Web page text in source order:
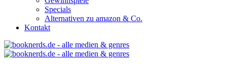
Specials
Alternativen zu amazon & Co.
Kontakt